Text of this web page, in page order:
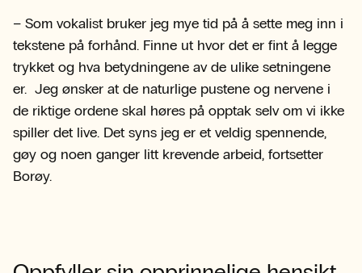
– Som vokalist bruker jeg mye tid på å sette meg inn i
tekstene på forhånd. Finne ut hvor det er fint å legge
trykket og hva betydningene av de ulike setningene
er. Jeg ønsker at de naturlige pustene og nervene i
de riktige ordene skal høres på opptak selv om vi ikke
spiller det live. Det syns jeg er et veldig spennende,
gøy og noen ganger litt krevende arbeid, fortsetter
Borøy.